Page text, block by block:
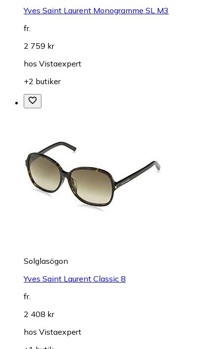
Yves Saint Laurent Monogramme SL M3
fr.
2 759 kr
hos Vistaexpert
+2 butiker
Solglasögon
Yves Saint Laurent Classic 8
fr.
2 408 kr
hos Vistaexpert